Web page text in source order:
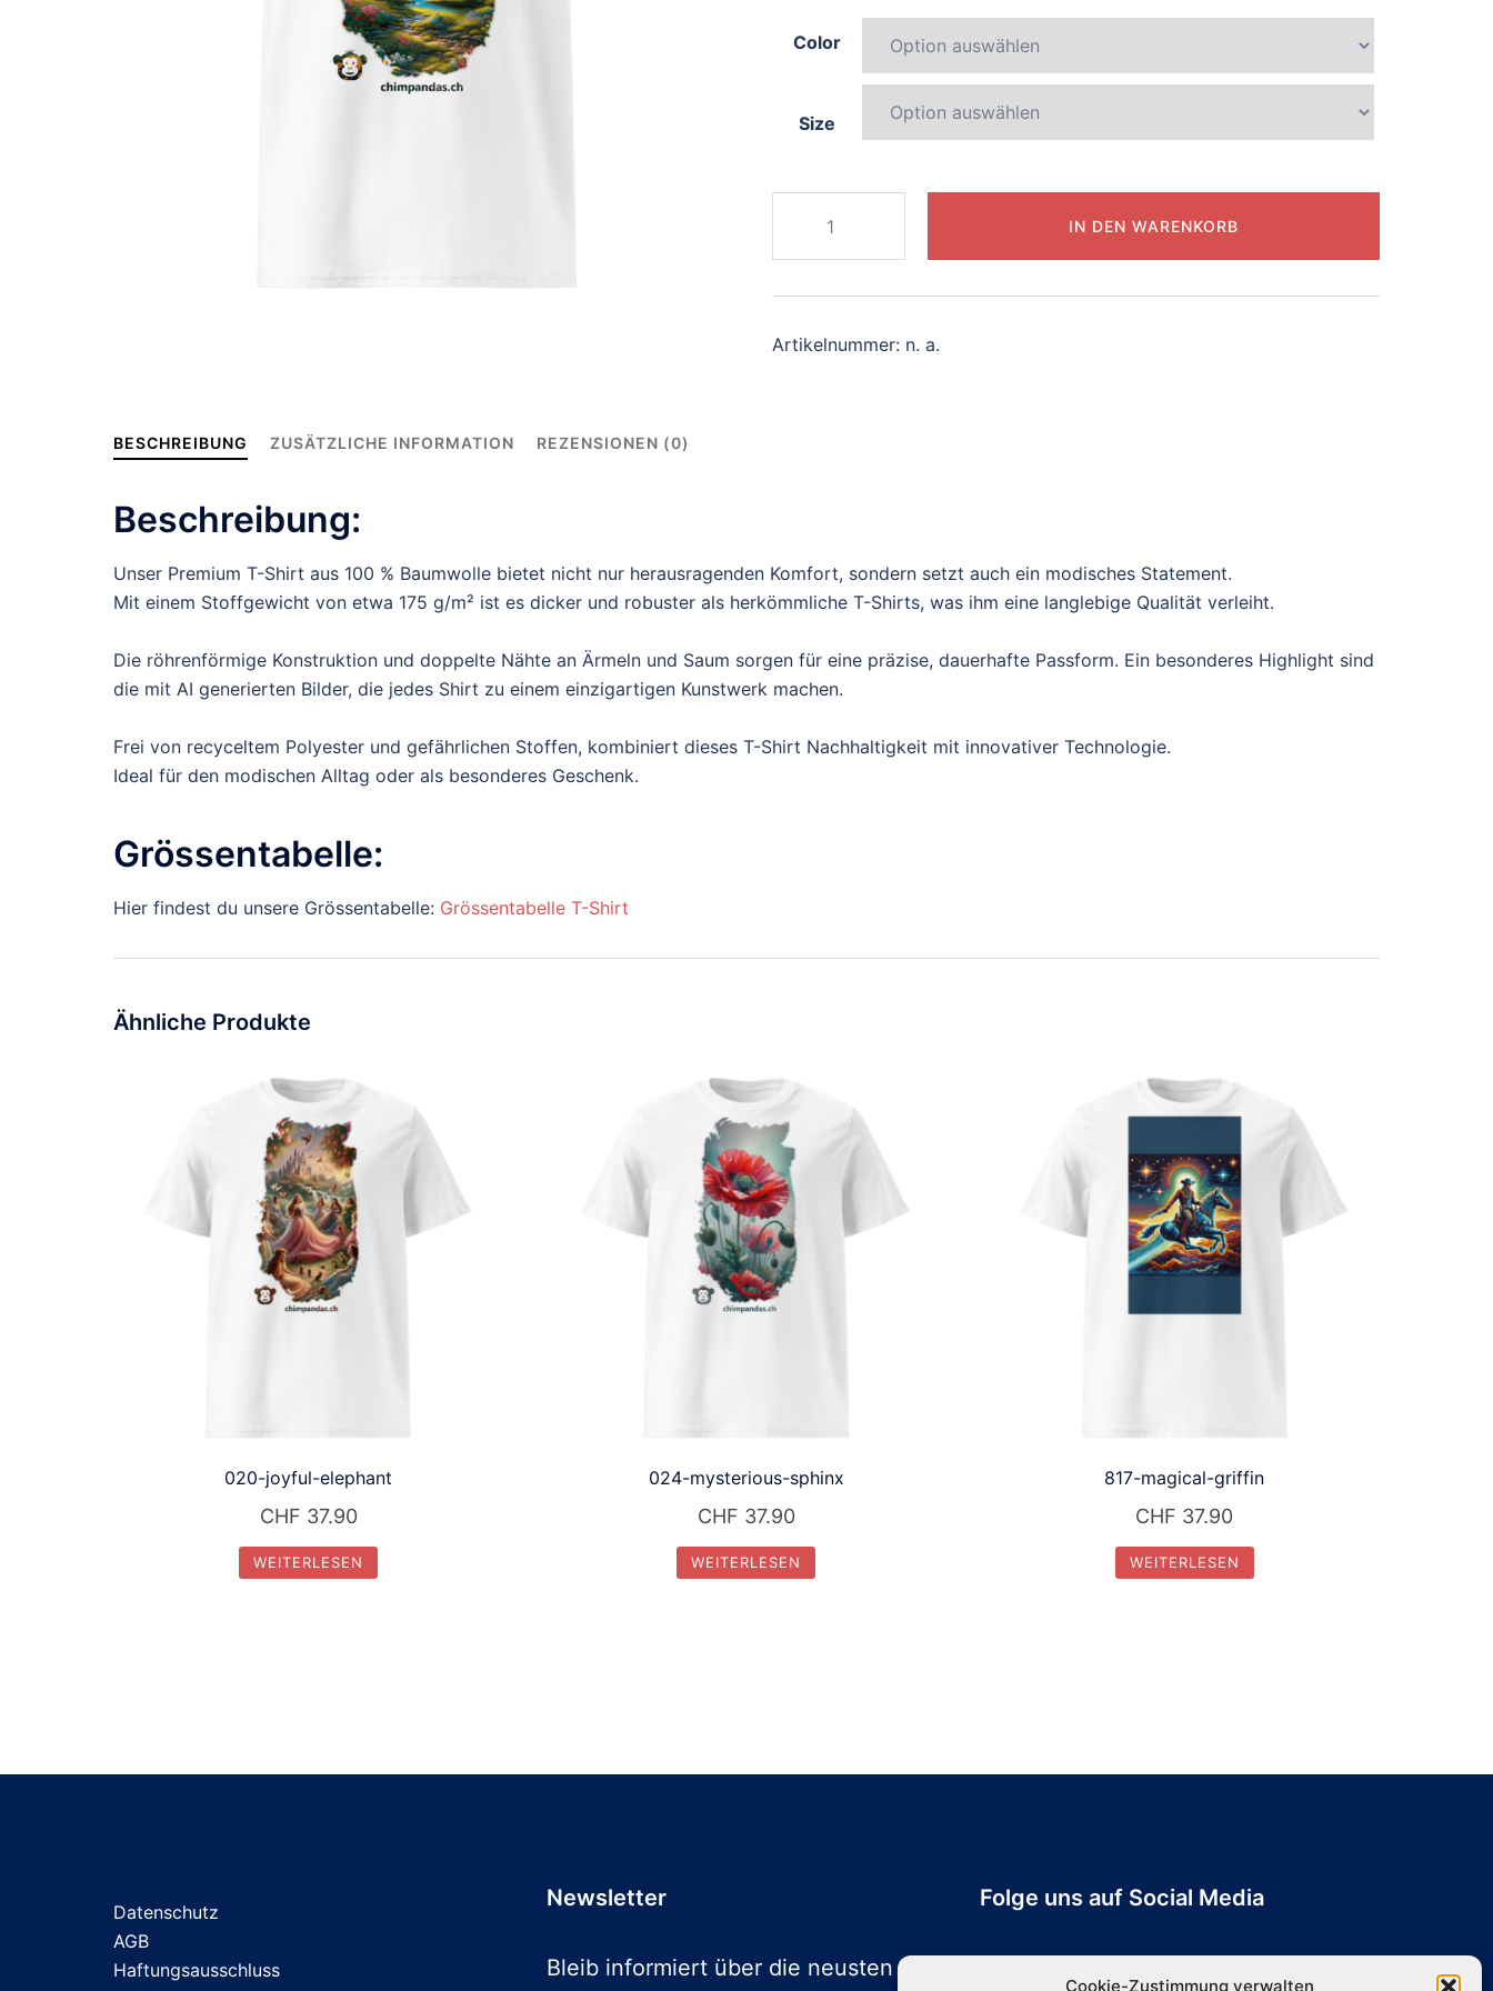
Cookie-Zustimmung verwalten
Color
Size
blissful-
dragon
Menge
IN DEN WARENKORB
Artikelnummer: n. a.
BESCHREIBUNG ZUSÄTZLICHE INFORMATION REZENSIONEN (0)
Beschreibung:
Unser Premium T-Shirt aus 100 % Baumwolle bietet nicht nur herausragenden Komfort, sondern setzt auch ein modisches Statement.
Mit einem Stoffgewicht von etwa 175 g/m² ist es dicker und robuster als herkömmliche T-Shirts, was ihm eine langlebige Qualität verleiht.
Die röhrenförmige Konstruktion und doppelte Nähte an Ärmeln und Saum sorgen für eine präzise, dauerhafte Passform. Ein besonderes Highlight sind
die mit AI generierten Bilder, die jedes Shirt zu einem einzigartigen Kunstwerk machen.
Frei von recyceltem Polyester und gefährlichen Stoffen, kombiniert dieses T-Shirt Nachhaltigkeit mit innovativer Technologie.
Ideal für den modischen Alltag oder als besonderes Geschenk.
Grössentabelle:
Hier findest du unsere Grössentabelle: Grössentabelle T-Shirt
Ähnliche Produkte
020-joyful-elephant
CHF 37.90
WEITERLESEN
024-mysterious-sphinx
CHF 37.90
WEITERLESEN
817-magical-griffin
CHF 37.90
WEITERLESEN
Datenschutz
AGB
Haftungsausschluss
Newsletter
Bleib informiert über die neusten
Folge uns auf Social Media